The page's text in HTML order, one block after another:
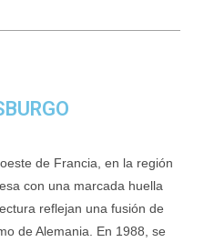
de Francia, en la región
con una marcada huella
reflejan una fusión de
de Alemania. En 1988, se